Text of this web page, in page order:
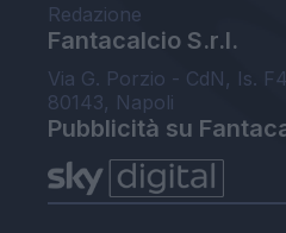
Redazione
Fantacalcio S.r.l.
Via G. Porzio - CdN, Is. F4
80143, Napoli
Pubblicità su